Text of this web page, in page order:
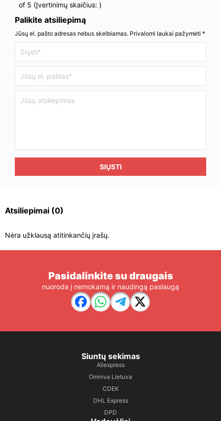
of 5 (Įvertinimų skaičius: )
Palikite atsiliepimą
Jūsų el. pašto adresas nebus skelbiamas. Privalomi laukai pažymėti *
SIŲSTI
Atsiliepimai (0)
Nėra užklausą atitinkančių įrašų.
Pasidalinkite su draugais
nuoroda į nemokamą ir naudingą paslaugą
Siuntų sekimas
Aliexpress
Omniva Lietuva
CDEK
DHL Express
DPD